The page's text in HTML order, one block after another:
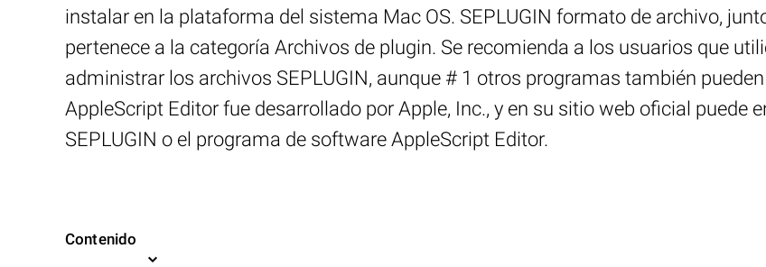
instalar en la plataforma del sistema Mac OS. SEPLUGIN formato de archivo,
pertenece a la categoría Archivos de plugin. Se recomienda a los usuarios que
administrar los archivos SEPLUGIN, aunque # 1 otros programas también
AppleScript Editor fue desarrollado por Apple, Inc., y en su sitio web oficial
SEPLUGIN o el programa de software AppleScript Editor.
Contenido